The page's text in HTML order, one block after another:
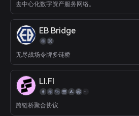
去中心化数字资产服务网络。
EB Bridge
无尽战场令牌多链桥
LI.FI
跨链桥聚合协议